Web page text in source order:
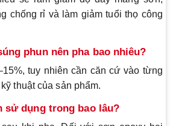
chống rỉ và làm giảm tuổi thọ công
phun nên pha bao nhiêu?
tuy nhiên cần căn cứ vào từng
thuật của sản phẩm.
sử dụng trong bao lâu?